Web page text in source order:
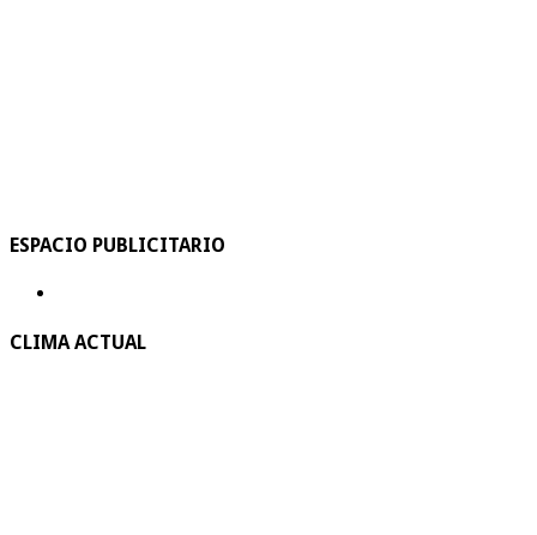
ESPACIO PUBLICITARIO
CLIMA ACTUAL